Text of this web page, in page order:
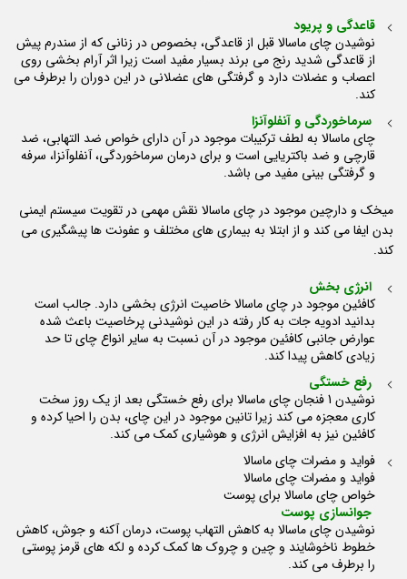
قاعدگی و پریود
نوشیدن چای ماسالا قبل از قاعدگی، بخصوص در زنانی که از سندرم پیش
از قاعدگی شدید رنج می برند بسیار مفید است زیرا اثر آرام بخشی روی
اعصاب و عضلات دارد و گرفتگی های عضلانی در این دوران را برطرف می
کند.
سرماخوردگی و آنفلوآنزا
چای ماسالا به لطف ترکیبات موجود در آن دارای خواص ضد التهابی، ضد
قارچی و ضد باکتریایی است و برای درمان سرماخوردگی، آنفلوآنزا، سرفه
و گرفتگی بینی مفید می باشد.
میخک و دارچین موجود در چای ماسالا نقش مهمی در تقویت سیستم ایمنی
بدن ایفا می کند و از ابتلا به بیماری های مختلف و عفونت ها پیشگیری می
کند.
انرژی بخش
کافئین موجود در چای ماسالا خاصیت انرژی بخشی دارد. جالب است
بدانید ادویه جات به کار رفته در این نوشیدنی پرخاصیت باعث شده
عوارض جانبی کافئین موجود در آن نسبت به سایر انواع چای تا حد
زیادی کاهش پیدا کند.
رفع خستگی
نوشیدن 1 فنجان چای ماسالا برای رفع خستگی بعد از یک روز سخت
کاری معجزه می کند زیرا تانین موجود در این چای، بدن را احیا کرده و
کافئین نیز به افزایش انرژی و هوشیاری کمک می کند.
فواید و مضرات چای ماسالا
فواید و مضرات چای ماسالا
خواص چای ماسالا برای پوست
جوانسازی پوست
نوشیدن چای ماسالا به کاهش التهاب پوست، درمان آکنه و جوش، کاهش
خطوط ناخوشایند و چین و چروک ها کمک کرده و لکه های قرمز پوستی
را برطرف می کند.